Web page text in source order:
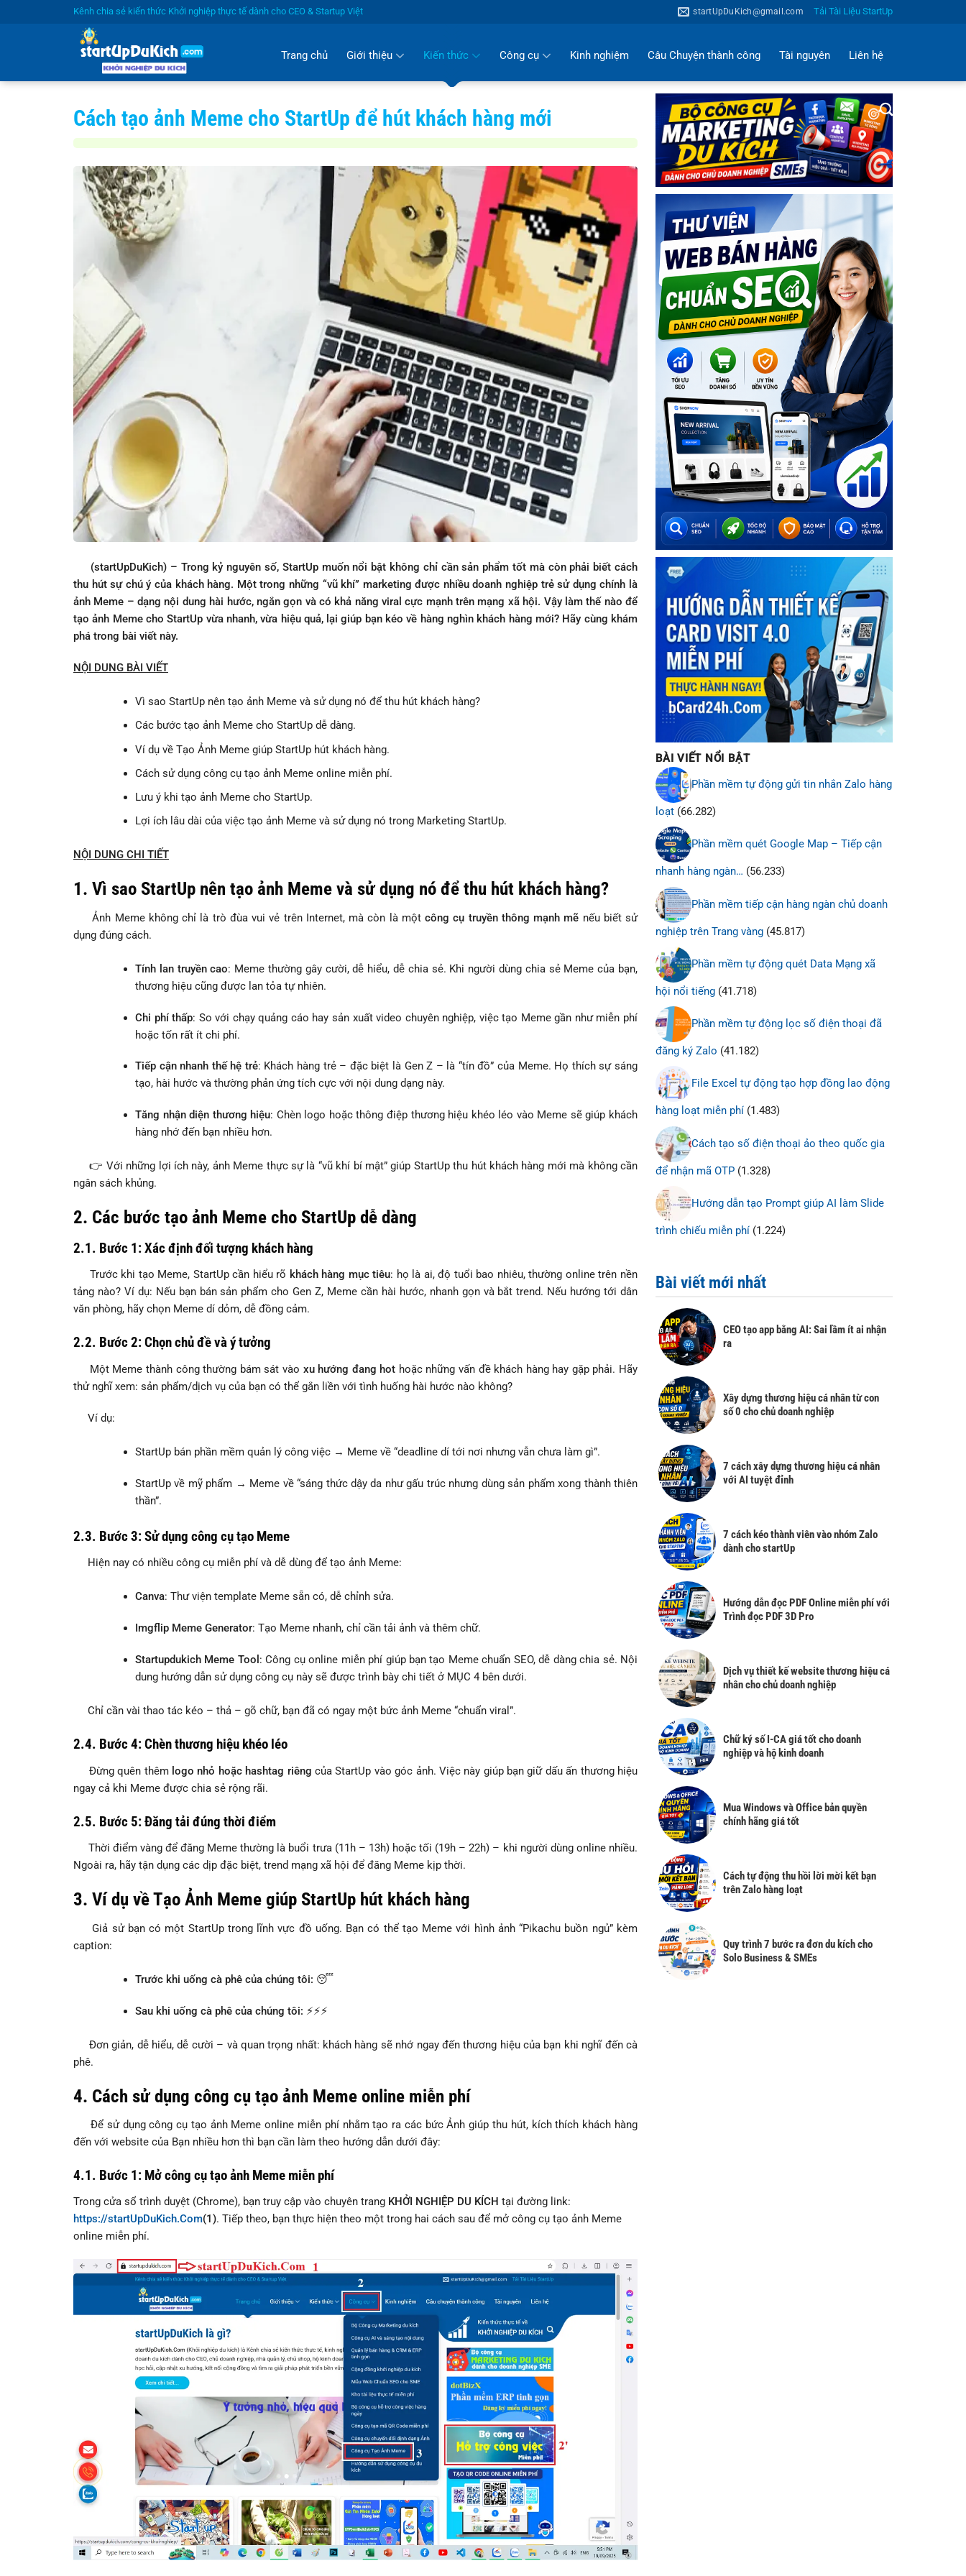
Kênh chia sẻ kiến thức Khởi nghiệp thực tế dành cho CEO & Startup Việt startUpDuKich@gmail.com Tải Tài Liệu StartUp
Trang chủ Giới thiệu Kiến thức Công cụ Kinh nghiệm Câu Chuyện thành công Tài nguyên Liên hệ
Cách tạo ảnh Meme cho StartUp để hút khách hàng mới
(startUpDuKich) – Trong kỷ nguyên số, StartUp muốn nổi bật không chỉ cần sản phẩm tốt mà còn phải biết cách
thu hút sự chú ý của khách hàng. Một trong những “vũ khí” marketing được nhiều doanh nghiệp trẻ sử dụng chính là
ảnh Meme – dạng nội dung hài hước, ngắn gọn và có khả năng viral cực mạnh trên mạng xã hội. Vậy làm thế nào để
tạo ảnh Meme cho StartUp vừa nhanh, vừa hiệu quả, lại giúp bạn kéo về hàng nghìn khách hàng mới? Hãy cùng khám
phá trong bài viết này.
NỘI DUNG BÀI VIẾT
Vì sao StartUp nên tạo ảnh Meme và sử dụng nó để thu hút khách hàng?
Các bước tạo ảnh Meme cho StartUp dễ dàng.
Ví dụ về Tạo Ảnh Meme giúp StartUp hút khách hàng.
Cách sử dụng công cụ tạo ảnh Meme online miễn phí.
Lưu ý khi tạo ảnh Meme cho StartUp.
Lợi ích lâu dài của việc tạo ảnh Meme và sử dụng nó trong Marketing StartUp.
NỘI DUNG CHI TIẾT
1. Vì sao StartUp nên tạo ảnh Meme và sử dụng nó để thu hút khách hàng?
Ảnh Meme không chỉ là trò đùa vui vẻ trên Internet, mà còn là một công cụ truyền thông mạnh mẽ nếu biết sử
dụng đúng cách.
Tính lan truyền cao: Meme thường gây cười, dễ hiểu, dễ chia sẻ. Khi người dùng chia sẻ Meme của bạn,
thương hiệu cũng được lan tỏa tự nhiên.
Chi phí thấp: So với chạy quảng cáo hay sản xuất video chuyên nghiệp, việc tạo Meme gần như miễn phí
hoặc tốn rất ít chi phí.
Tiếp cận nhanh thế hệ trẻ: Khách hàng trẻ – đặc biệt là Gen Z – là “tín đồ” của Meme. Họ thích sự sáng
tạo, hài hước và thường phản ứng tích cực với nội dung dạng này.
Tăng nhận diện thương hiệu: Chèn logo hoặc thông điệp thương hiệu khéo léo vào Meme sẽ giúp khách
hàng nhớ đến bạn nhiều hơn.
👉 Với những lợi ích này, ảnh Meme thực sự là “vũ khí bí mật” giúp StartUp thu hút khách hàng mới mà không cần
ngân sách khủng.
2. Các bước tạo ảnh Meme cho StartUp dễ dàng
2.1. Bước 1: Xác định đối tượng khách hàng
Trước khi tạo Meme, StartUp cần hiểu rõ khách hàng mục tiêu: họ là ai, độ tuổi bao nhiêu, thường online trên nền
tảng nào? Ví dụ: Nếu bạn bán sản phẩm cho Gen Z, Meme cần hài hước, nhanh gọn và bắt trend. Nếu hướng tới dân
văn phòng, hãy chọn Meme dí dỏm, dễ đồng cảm.
2.2. Bước 2: Chọn chủ đề và ý tưởng
Một Meme thành công thường bám sát vào xu hướng đang hot hoặc những vấn đề khách hàng hay gặp phải. Hãy
thử nghĩ xem: sản phẩm/dịch vụ của bạn có thể gắn liền với tình huống hài hước nào không?
Ví dụ:
StartUp bán phần mềm quản lý công việc → Meme về “deadline dí tới nơi nhưng vẫn chưa làm gì”.
StartUp về mỹ phẩm → Meme về “sáng thức dậy da như gấu trúc nhưng dùng sản phẩm xong thành thiên
thần”.
2.3. Bước 3: Sử dụng công cụ tạo Meme
Hiện nay có nhiều công cụ miễn phí và dễ dùng để tạo ảnh Meme:
Canva: Thư viện template Meme sẵn có, dễ chỉnh sửa.
Imgflip Meme Generator: Tạo Meme nhanh, chỉ cần tải ảnh và thêm chữ.
Startupdukich Meme Tool : Công cụ online miễn phí giúp bạn tạo Meme chuẩn SEO, dễ dàng chia sẻ. Nội
dung hướng dẫn sử dụng công cụ này sẽ được trình bày chi tiết ở MỤC 4 bên dưới.
Chỉ cần vài thao tác kéo – thả – gõ chữ, bạn đã có ngay một bức ảnh Meme “chuẩn viral”.
2.4. Bước 4: Chèn thương hiệu khéo léo
Đừng quên thêm logo nhỏ hoặc hashtag riêng của StartUp vào góc ảnh. Việc này giúp bạn giữ dấu ấn thương hiệu
ngay cả khi Meme được chia sẻ rộng rãi.
2.5. Bước 5: Đăng tải đúng thời điểm
Thời điểm vàng để đăng Meme thường là buổi trưa (11h – 13h) hoặc tối (19h – 22h) – khi người dùng online nhiều.
Ngoài ra, hãy tận dụng các dịp đặc biệt, trend mạng xã hội để đăng Meme kịp thời.
3. Ví dụ về Tạo Ảnh Meme giúp StartUp hút khách hàng
Giả sử bạn có một StartUp trong lĩnh vực đồ uống. Bạn có thể tạo Meme với hình ảnh “Pikachu buồn ngủ” kèm
caption:
Trước khi uống cà phê của chúng tôi: 😴
Sau khi uống cà phê của chúng tôi: ⚡️⚡️⚡️
Đơn giản, dễ hiểu, dễ cười – và quan trọng nhất: khách hàng sẽ nhớ ngay đến thương hiệu của bạn khi nghĩ đến cà
phê.
4. Cách sử dụng công cụ tạo ảnh Meme online miễn phí
Để sử dụng công cụ tạo ảnh Meme online miễn phí nhằm tạo ra các bức Ảnh giúp thu hút, kích thích khách hàng
đến với website của Bạn nhiều hơn thì bạn cần làm theo hướng dẫn dưới đây:
4.1. Bước 1: Mở công cụ tạo ảnh Meme miễn phí
Trong cửa sổ trình duyệt (Chrome), bạn truy cập vào chuyên trang KHỞI NGHIỆP DU KÍCH tại đường link:
https://startUpDuKich.Com(1). Tiếp theo, bạn thực hiện theo một trong hai cách sau để mở công cụ tạo ảnh Meme
online miễn phí.
BÀI VIẾT NỔI BẬT
Phần mềm tự động gửi tin nhắn Zalo hàng
loạt (66.282)
Phần mềm quét Google Map – Tiếp cận
nhanh hàng ngàn… (56.233)
Phần mềm tiếp cận hàng ngàn chủ doanh
nghiệp trên Trang vàng (45.817)
Phần mềm tự động quét Data Mạng xã
hội nổi tiếng (41.718)
Phần mềm tự động lọc số điện thoại đã
đăng ký Zalo (41.182)
File Excel tự động tạo hợp đồng lao động
hàng loạt miễn phí (1.483)
Cách tạo số điện thoại ảo theo quốc gia
để nhận mã OTP (1.328)
Hướng dẫn tạo Prompt giúp AI làm Slide
trình chiếu miễn phí (1.224)
Bài viết mới nhất
CEO tạo app bằng AI: Sai lầm ít ai nhận
ra
Xây dựng thương hiệu cá nhân từ con
số 0 cho chủ doanh nghiệp
7 cách xây dựng thương hiệu cá nhân
với AI tuyệt đỉnh
7 cách kéo thành viên vào nhóm Zalo
dành cho startUp
Hướng dẫn đọc PDF Online miễn phí với
Trình đọc PDF 3D Pro
Dịch vụ thiết kế website thương hiệu cá
nhân cho chủ doanh nghiệp
Chữ ký số I-CA giá tốt cho doanh
nghiệp và hộ kinh doanh
Mua Windows và Office bản quyền
chính hãng giá tốt
Cách tự động thu hồi lời mời kết bạn
trên Zalo hàng loạt
Quy trình 7 bước ra đơn du kích cho
Solo Business & SMEs